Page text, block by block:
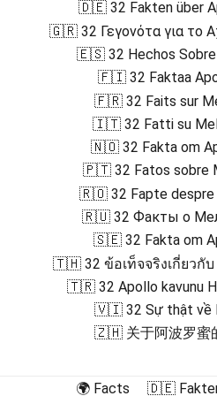
🇩🇪 32 Fakten über
🇬🇷 32 Γεγονότα για το
🇪🇸 32 Hechos Sobre
🇫🇮 32 Faktaa
🇫🇷 32 Faits sur
🇮🇹 32 Fatti su
🇳🇴 32 Fakta om
🇵🇹 32 Fatos sobre
🇷🇴 32 Fapte despre
🇷🇺 32 Факты о
🇸🇪 32 Fakta om
🇹🇭 32 ข้อเท็จจริงเกี่ยวกั
🇹🇷 32 Apollo kavunu
🇻🇮 32 Sự thật về
🇿🇭 关于阿波罗蜜
🌍 Facts 🇩🇪